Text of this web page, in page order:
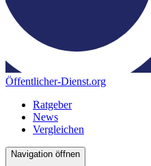
Öffentlicher-Dienst.org
Ratgeber
News
Vergleichen
Navigation öffnen